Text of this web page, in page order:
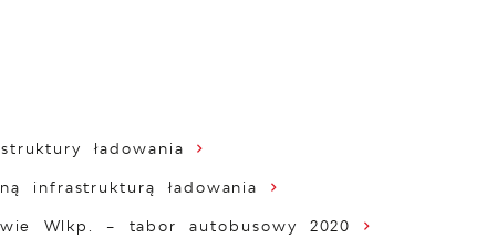
ładowania
infrastrukturą ładowania
Wlkp. – tabor autobusowy 2020